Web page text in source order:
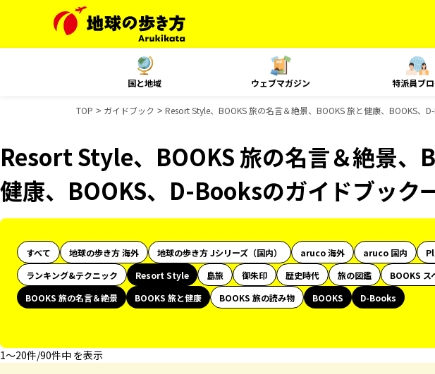
国と地域 ウェブマガジン 特派員ブ
TOP ガイドブック Resort Style、BOOKS 旅の名言＆絶景、BOOKS 旅と健康、BOOKS、
Resort Style、BOOKS 旅の名言＆絶景、
健康、BOOKS、D-Booksのガイドブック
すべて 地球の歩き方 海外 地球の歩き方 Jシリーズ（国内） aruco 海外 aruco 国内
ランキング&テクニック
Resort Style 島旅 御朱印 歴史時代 旅の図鑑
BOOKS ス
BOOKS 旅の名言＆絶景
BOOKS 旅と健康 BOOKS 旅の読み物 BOOKS
D-Books
1〜20件/90件中 を表示